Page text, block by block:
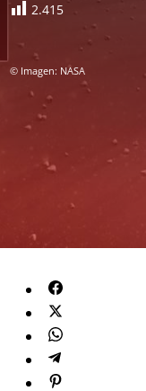
2.415
© Imagen: NASA